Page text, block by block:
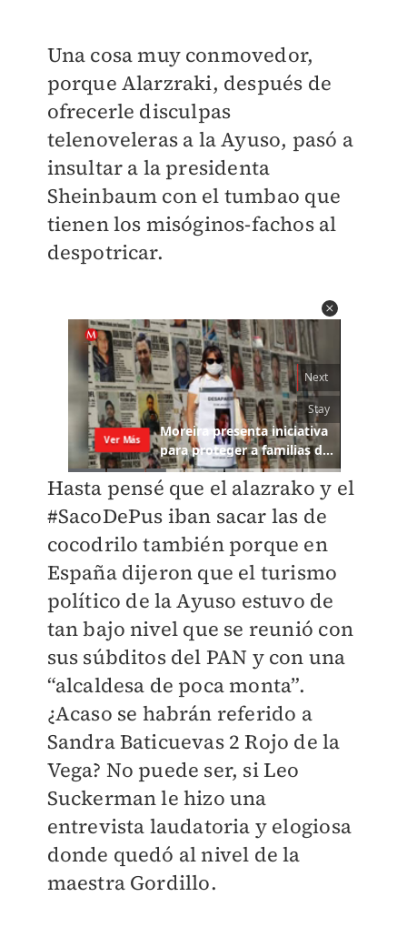
Una cosa muy conmovedor,
porque Alarzraki, después de
ofrecerle disculpas
telenoveleras a la Ayuso, pasó a
insultar a la presidenta
Sheinbaum con el tumbao que
tienen los misóginos-fachos al
despotricar.
Hasta pensé que el alazrako y el
#SacoDePus iban sacar las de
cocodrilo también porque en
España dijeron que el turismo
político de la Ayuso estuvo de
tan bajo nivel que se reunió con
sus súbditos del PAN y con una
“alcaldesa de poca monta”.
¿Acaso se habrán referido a
Sandra Baticuevas 2 Rojo de la
Vega? No puede ser, si Leo
Suckerman le hizo una
entrevista laudatoria y elogiosa
donde quedó al nivel de la
maestra Gordillo.